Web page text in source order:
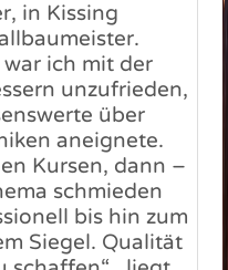
in Kissing
ich mit der
unzufrieden,
über
aneignete.
Kursen, dann –
schmieden
bis hin zum
Siegel. Qualität